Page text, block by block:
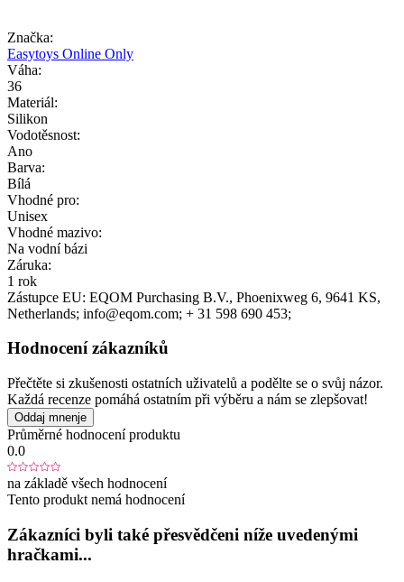
Značka:
Easytoys Online Only
Váha:
36
Materiál:
Silikon
Vodotěsnost:
Ano
Barva:
Bílá
Vhodné pro:
Unisex
Vhodné mazivo:
Na vodní bázi
Záruka:
1 rok
Zástupce EU: EQOM Purchasing B.V., Phoenixweg 6, 9641 KS,
Netherlands; info@eqom.com; + 31 598 690 453;
Hodnocení zákazníků
Přečtěte si zkušenosti ostatních uživatelů a podělte se o svůj názor.
Každá recenze pomáhá ostatním při výběru a nám se zlepšovat!
Oddaj mnenje
Průměrné hodnocení produktu
0.0
na základě všech hodnocení
Tento produkt nemá hodnocení
Zákazníci byli také přesvědčeni níže uvedenými
hračkami...